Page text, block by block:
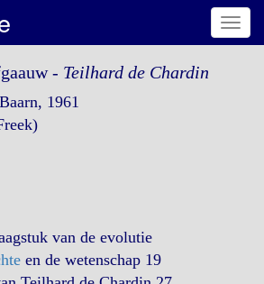
- Teilhard de Chardin
1961
van de evolutie
en de wetenschap 19